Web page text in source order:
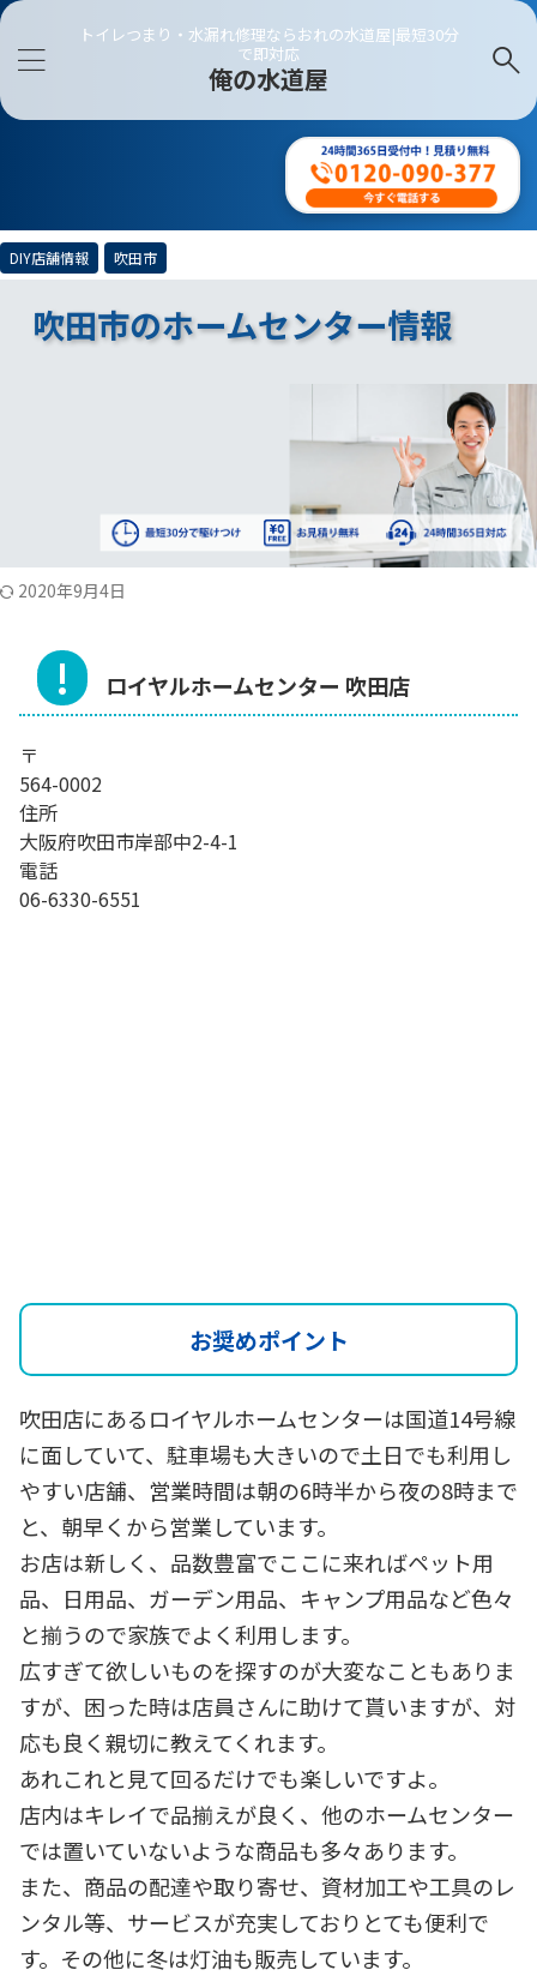
トイレつまり・水漏れ修理ならおれの水道屋|最短30分
で即対応
俺の水道屋
DIY店舗情報 吹田市
吹田市のホームセンター情報
2020年9月4日
ロイヤルホームセンター 吹田店
〒
564-0002
住所
大阪府吹田市岸部中2-4-1
電話
06-6330-6551
お奨めポイント
吹田店にあるロイヤルホームセンターは国道14号線
に面していて、駐車場も大きいので土日でも利用し
やすい店舗、営業時間は朝の6時半から夜の8時まで
と、朝早くから営業しています。
お店は新しく、品数豊富でここに来ればペット用
品、日用品、ガーデン用品、キャンプ用品など色々
と揃うので家族でよく利用します。
広すぎて欲しいものを探すのが大変なこともありま
すが、困った時は店員さんに助けて貰いますが、対
応も良く親切に教えてくれます。
あれこれと見て回るだけでも楽しいですよ。
店内はキレイで品揃えが良く、他のホームセンター
では置いていないような商品も多々あります。
また、商品の配達や取り寄せ、資材加工や工具のレ
ンタル等、サービスが充実しておりとても便利で
す。その他に冬は灯油も販売しています。